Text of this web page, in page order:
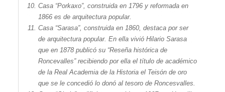
Casa “Porkaxo”, construida en 1796 y reformada en
1866 es de arquitectura popular.
Casa “Sarasa”, construida en 1860, destaca por ser
de arquitectura popular. En ella vivió Hilario Sarasa
que en 1878 publicó su “Reseña histórica de
Roncevalles” recibiendo por ella el título de académico
de la Real Academia de la Historia el Teisón de oro
que se le concedió lo donó al tesoro de Roncesvalles.